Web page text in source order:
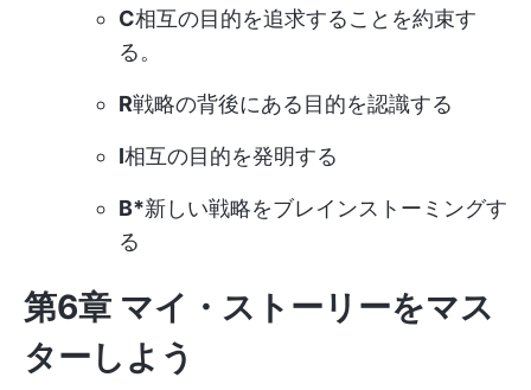
C相互の目的を追求することを約束す
る。
R戦略の背後にある目的を認識する
I相互の目的を発明する
B*新しい戦略をブレインストーミングす
る
第6章 マイ・ストーリーをマス
ターしよう